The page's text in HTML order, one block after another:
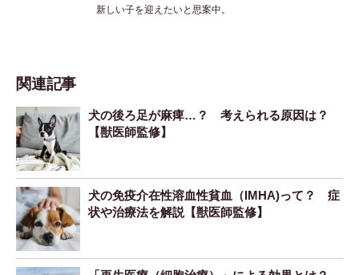
新しい子を迎えたいと思案中。
関連記事
犬の後ろ足が麻痺…？ 考えられる原因は？
【獣医師監修】
犬の免疫介在性溶血性貧血（IMHA)って？ 症
状や治療法を解説【獣医師監修】